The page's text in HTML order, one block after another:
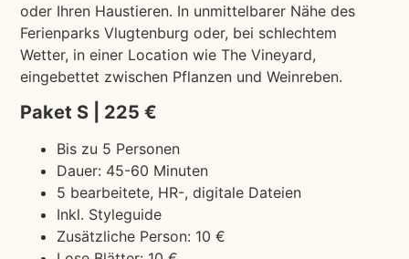
oder Ihren Haustieren. In unmittelbarer Nähe des
Ferienparks Vlugtenburg oder, bei schlechtem
Wetter, in einer Location wie The Vineyard,
eingebettet zwischen Pflanzen und Weinreben.
Paket S | 225 €
Bis zu 5 Personen
Dauer: 45-60 Minuten
5 bearbeitete, HR-, digitale Dateien
Inkl. Styleguide
Zusätzliche Person: 10 €